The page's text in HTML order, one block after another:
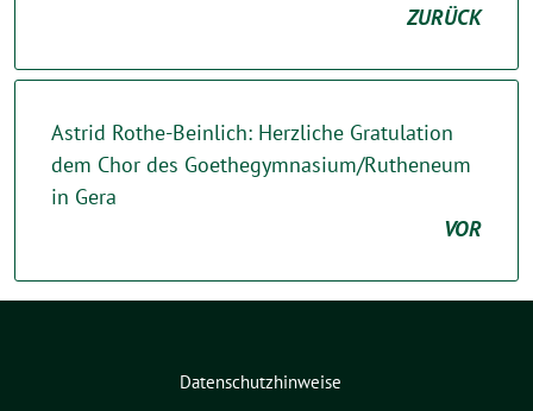
ZURÜCK
Astrid Rothe-Beinlich: Herzliche Gratulation
dem Chor des Goethegymnasium/Rutheneum
in Gera
VOR
Datenschutzhinweise